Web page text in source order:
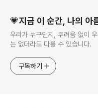
💗지금 이
우리가 누구인지, 두려움 없이
는 없더라도 다를 수 있습니다.
구독하기